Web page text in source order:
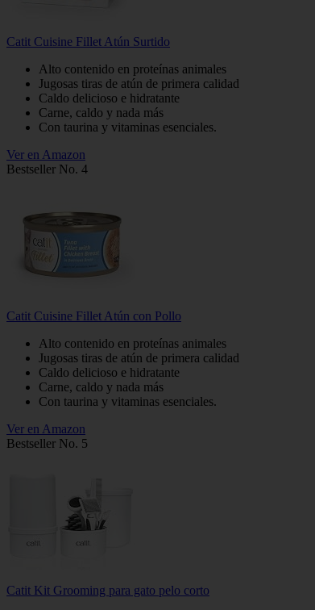
Catit Cuisine Fillet Atún Surtido
Alto contenido en proteínas animales
Jugosas tiras de atún de primera calidad
Caldo delicioso e hidratante
Carne, caldo y nada más
Con taurina y vitaminas esenciales.
Ver en Amazon
Bestseller No. 4
Catit Cuisine Fillet Atún con Pollo
Alto contenido en proteínas animales
Jugosas tiras de atún de primera calidad
Caldo delicioso e hidratante
Carne, caldo y nada más
Con taurina y vitaminas esenciales.
Ver en Amazon
Bestseller No. 5
Catit Kit Grooming para gato pelo corto